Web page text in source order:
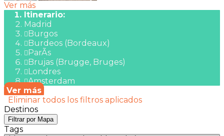
Ver más
Itinerario:
Madrid
Burgos
Burdeos (Bordeaux)
ParÃ­s
Brujas (Brugge, Bruges)
Londres
Amsterdam
Ver más
Eliminar todos los filtros aplicados
Destinos
Filtrar por Mapa
Tags